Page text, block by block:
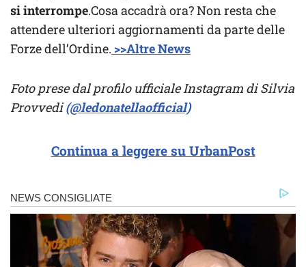
si interrompe.Cosa accadrà ora? Non resta che
attendere ulteriori aggiornamenti da parte delle
Forze dell’Ordine. >>Altre News
Foto prese dal profilo ufficiale Instagram di Silvia
Provvedi(@ledonatellaofficial)
Continua a leggere su UrbanPost